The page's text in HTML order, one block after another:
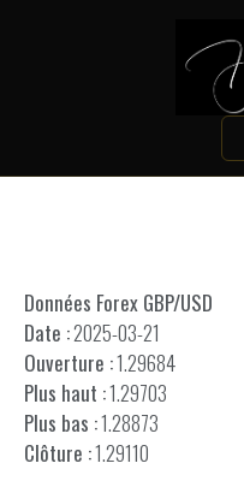
Données Forex GBP/USD
Date :2025-03-21
Ouverture :1.29684
Plus haut :1.29703
Plus bas :1.28873
Clôture :1.29110